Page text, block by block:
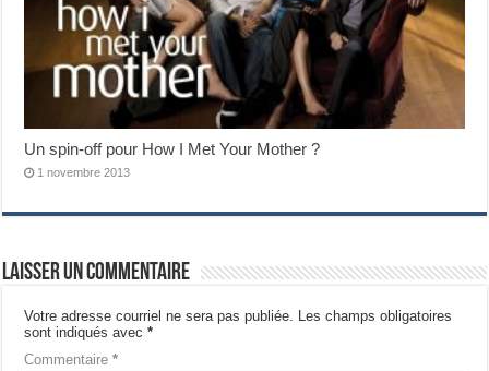
Un spin-off pour How I Met Your Mother ?
1 novembre 2013
Laisser un commentaire
Votre adresse courriel ne sera pas publiée. Les champs obligatoires
sont indiqués avec*
Commentaire*